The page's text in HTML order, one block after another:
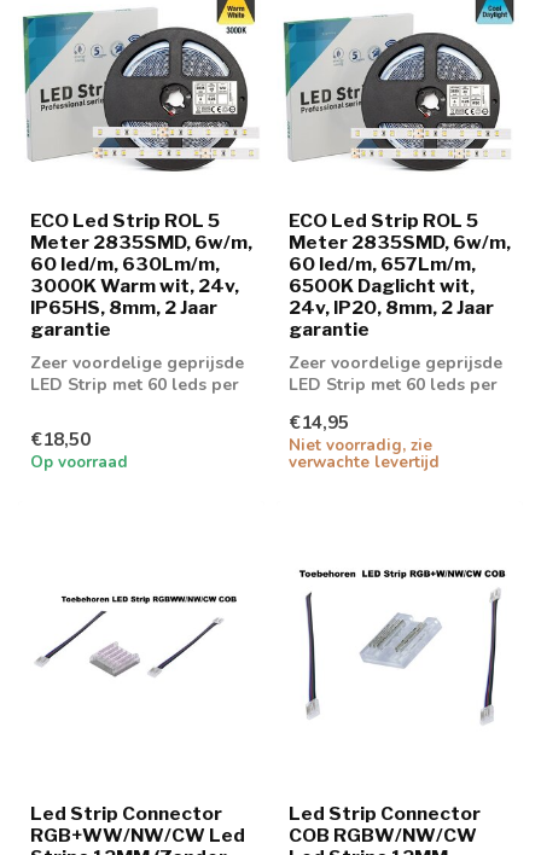
ECO Led Strip ROL 5
Meter 2835SMD, 6w/m,
60 led/m, 630Lm/m,
3000K Warm wit, 24v,
IP65HS, 8mm, 2 Jaar
garantie
Zeer voordelige geprijsde
LED Strip met 60 leds per
licht...
€18,50
Op voorraad
ECO Led Strip ROL 5
Meter 2835SMD, 6w/m,
60 led/m, 657Lm/m,
6500K Daglicht wit,
24v, IP20, 8mm, 2 Jaar
garantie
Zeer voordelige geprijsde
LED Strip met 60 leds per
licht...
€14,95
Niet voorradig, zie
verwachte levertijd
Led Strip Connector
RGB+WW/NW/CW Led
Led Strip Connector
COB RGBW/NW/CW